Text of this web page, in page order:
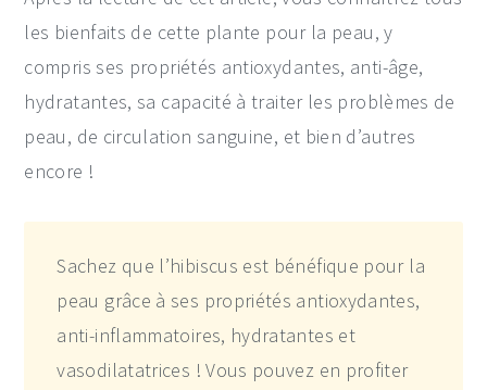
les bienfaits de cette plante pour la peau, y
compris ses propriétés antioxydantes, anti-âge,
hydratantes, sa capacité à traiter les problèmes de
peau, de circulation sanguine, et bien d’autres
encore !
Sachez que l’hibiscus est bénéfique pour la
peau grâce à ses propriétés antioxydantes,
anti-inflammatoires, hydratantes et
vasodilatatrices ! Vous pouvez en profiter